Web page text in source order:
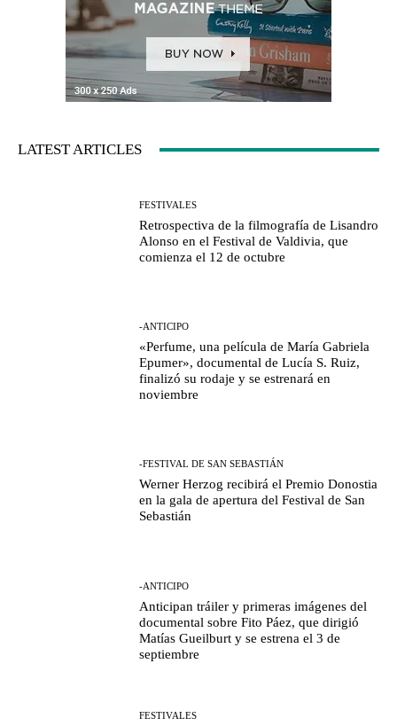
LATEST ARTICLES
FESTIVALES
Retrospectiva de la filmografía de Lisandro
Alonso en el Festival de Valdivia, que
comienza el 12 de octubre
-ANTICIPO
«Perfume, una película de María Gabriela
Epumer», documental de Lucía S. Ruiz,
finalizó su rodaje y se estrenará en
noviembre
-FESTIVAL DE SAN SEBASTIÁN
Werner Herzog recibirá el Premio Donostia
en la gala de apertura del Festival de San
Sebastián
-ANTICIPO
Anticipan tráiler y primeras imágenes del
documental sobre Fito Páez, que dirigió
Matías Gueilburt y se estrena el 3 de
septiembre
FESTIVALES